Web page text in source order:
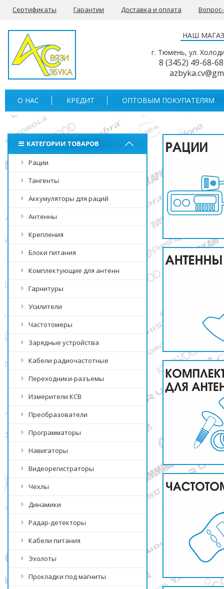
Сертификаты Гарантии Доставка и оплата
НАШ
г. Тюмень, ул.
8 (3452) 49-68-68
О НАС КРЕДИТ ОПТОВЫМ ПОКУПАТЕЛЯМ
КАТЕГОРИИ ТОВАРОВ
Рации
Тангенты
Аккумуляторы для раций
Антенны
Крепления
Блоки питания
Комплектующие для антенн
Гарнитуры
Усилители
Частотомеры
Зарядные устройства
Кабели радиочастотные
Переходники-разъемы
Измерители КСВ
Преобразователи
Программаторы
Навигаторы
Видеорегистраторы
Чехлы
Динамики
Радар-детекторы
Кабели питания
Эхолоты
Прокладки под магниты